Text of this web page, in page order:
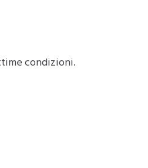
condizioni.